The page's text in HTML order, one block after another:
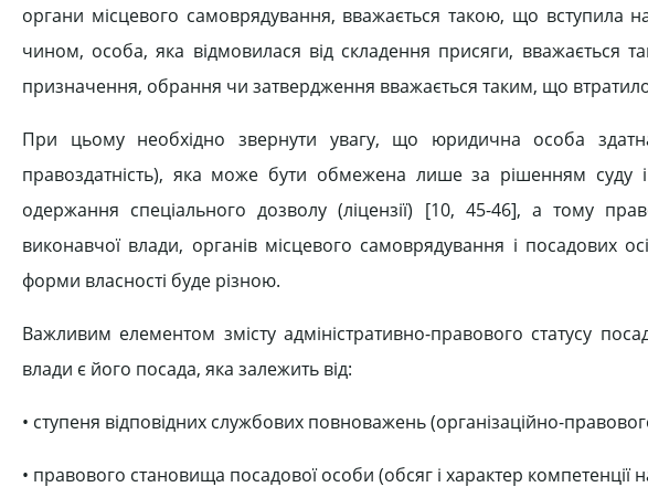
органи міс­цевого самоврядування, вважається такою, що вступила
чином, особа, яка відмовилася від складення присяги, вважається
призначення, обрання чи затвер­дження вважається таким, що
При цьому необхідно звернути ува­гу, що юридична особа
правоздатність), яка може бути обме­жена лише за рішенням суду
одержання спеціального дозво­лу (ліцензії) [10, 45-46], а тому
виконавчої влади, органів міс­цевого самоврядування і посадових
форми власності буде різною.
Важливим елементом змісту адмі­ністративно-правового статусу
влади є його посада, яка залежить від:
• ступеня відповідних службо­вих повноважень (організаційно-
• правового становища посадо­вої особи (обсяг і характер компе­тенції